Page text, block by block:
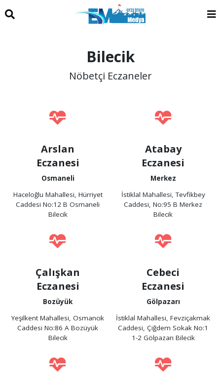
Bilecik
Nöbetçi Eczaneler
Arslan
Eczanesi
Osmaneli
Haceloğlu Mahallesi, Hürriyet
Caddesi No:12 B Osmaneli
Bilecik
Atabay
Eczanesi
Merkez
İstiklal Mahallesi, Tevfikbey
Caddesi, No:95 B Merkez
Bilecik
Çalışkan
Eczanesi
Bozüyük
Yeşilkent Mahallesi, Osmancık
Caddesi No:86 A Bozüyük
Bilecik
Cebeci
Eczanesi
Gölpazarı
İstiklal Mahallesi, Fevziçakmak
Caddesi, Çiğdem Sokak No:1
1-2 Gölpazarı Bilecik